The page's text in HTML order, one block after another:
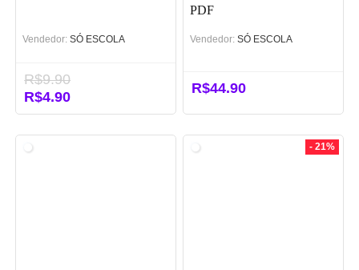
Vendedor: SÓ ESCOLA
R$9.90
O
preço
R$4.90O
preço
PDF
Vendedor: SÓ ESCOLA
R$44.90
- 21%